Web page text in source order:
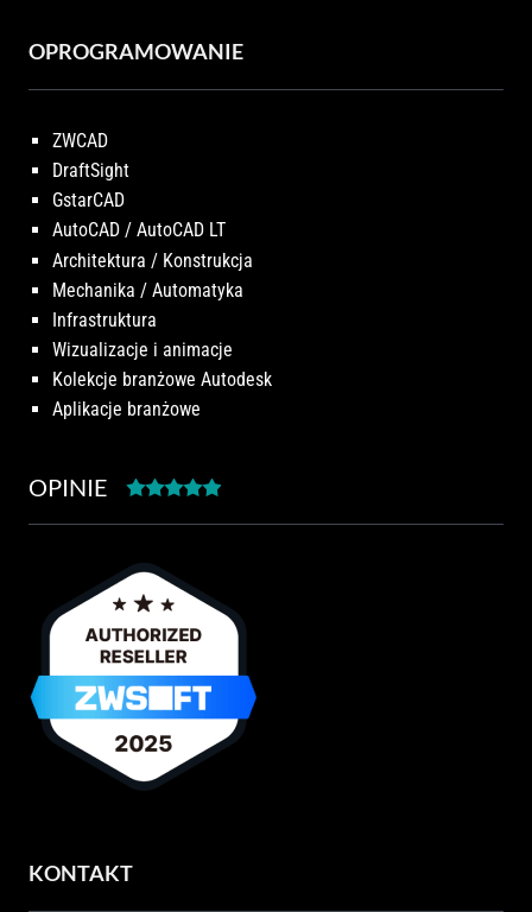
OPROGRAMOWANIE
ZWCAD
DraftSight
GstarCAD
AutoCAD / AutoCAD LT
Architektura / Konstrukcja
Mechanika / Automatyka
Infrastruktura
Wizualizacje i animacje
Kolekcje branżowe Autodesk
Aplikacje branżowe
OPINIE
KONTAKT